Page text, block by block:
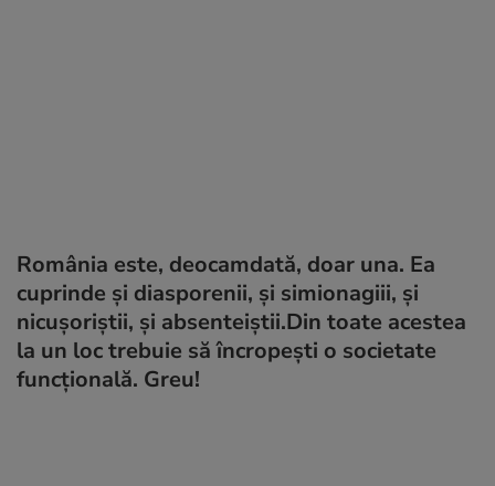
România este, deocamdată, doar una. Ea
cuprinde și diasporenii, și simionagiii, și
nicușoriștii, și absenteiștii.Din toate acestea
la un loc trebuie să încropești o societate
funcțională. Greu!